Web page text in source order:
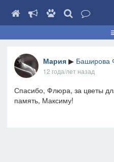
Мария ▶ Баширова
12 года/лет назад
Спасибо, Флюра, за цветы
память, Максиму!